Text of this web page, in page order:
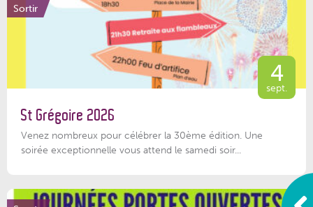
Sortir
4
sept.
St Grégoire 2026
Venez nombreux pour célébrer la 30ème édition. Une
soirée exceptionnelle vous attend le samedi soir...